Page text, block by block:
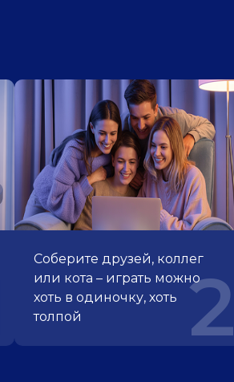
Соберите друзей, коллег
или кота – играть можно
хоть в одиночку, хоть
толпой
2